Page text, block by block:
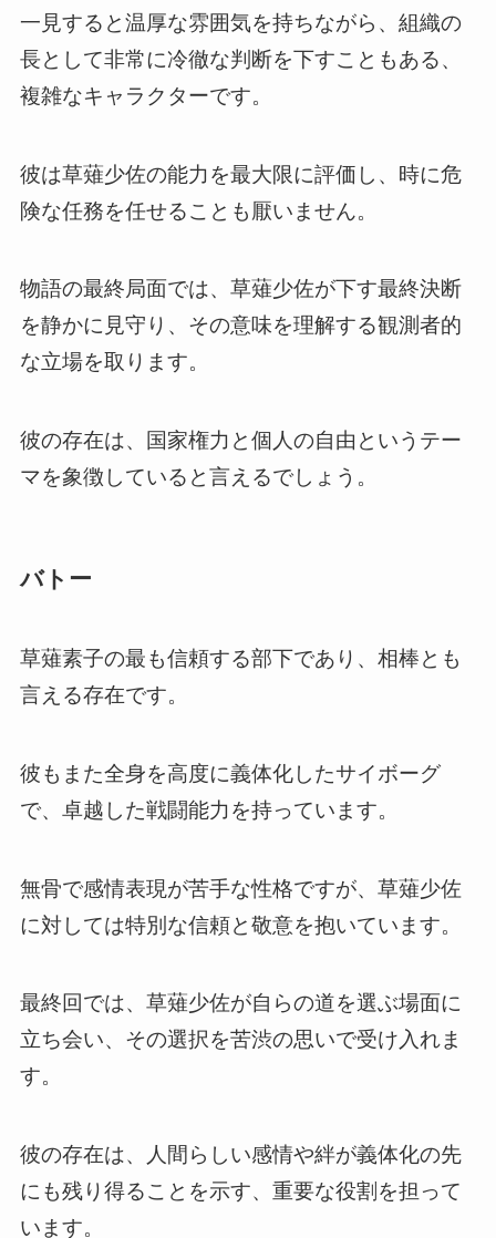
一見すると温厚な雰囲気を持ちながら、組織の
長として非常に冷徹な判断を下すこともある、
複雑なキャラクターです。
彼は草薙少佐の能力を最大限に評価し、時に危
険な任務を任せることも厭いません。
物語の最終局面では、草薙少佐が下す最終決断
を静かに見守り、その意味を理解する観測者的
な立場を取ります。
彼の存在は、国家権力と個人の自由というテー
マを象徴していると言えるでしょう。
バトー
草薙素子の最も信頼する部下であり、相棒とも
言える存在です。
彼もまた全身を高度に義体化したサイボーグ
で、卓越した戦闘能力を持っています。
無骨で感情表現が苦手な性格ですが、草薙少佐
に対しては特別な信頼と敬意を抱いています。
最終回では、草薙少佐が自らの道を選ぶ場面に
立ち会い、その選択を苦渋の思いで受け入れま
す。
彼の存在は、人間らしい感情や絆が義体化の先
にも残り得ることを示す、重要な役割を担って
います。